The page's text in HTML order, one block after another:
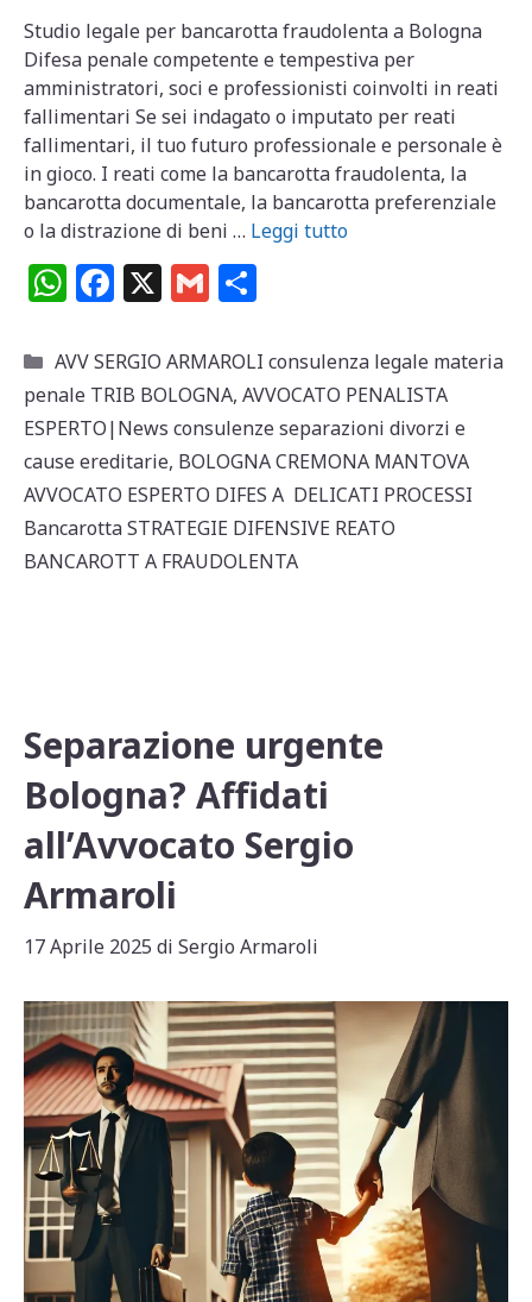
Studio legale per bancarotta fraudolenta a Bologna
Difesa penale competente e tempestiva per
amministratori, soci e professionisti coinvolti in reati
fallimentari Se sei indagato o imputato per reati
fallimentari, il tuo futuro professionale e personale è
in gioco. I reati come la bancarotta fraudolenta, la
bancarotta documentale, la bancarotta preferenziale
o la distrazione di beni … Leggi tutto
W
at
s
A
p
p
F
c
e
b
o
o
k
X G
ai
l
n
di
vi
di
Categorie
AVV SERGIO ARMAROLI consulenza legale materia
penale TRIB BOLOGNA, AVVOCATO PENALISTA
ESPERTO|News consulenze separazioni divorzi e
cause ereditarie, BOLOGNA CREMONA MANTOVA
AVVOCATO ESPERTO DIFES A DELICATI PROCESSI
Bancarotta STRATEGIE DIFENSIVE REATO
BANCAROTT A FRAUDOLENTA
Separazione urgente
Bologna? Affidati
all’Avvocato Sergio
Armaroli
17 Aprile 2025 di Sergio Armaroli